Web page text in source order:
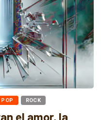
POP ROCK
el amor, la